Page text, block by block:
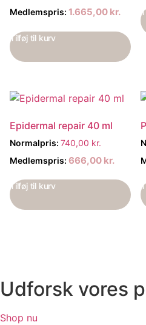
Medlemspris: 1.665,00 kr.
Tilføj til kurv
Epidermal repair 40 ml
Normalpris: 740,00 kr.
Medlemspris: 666,00 kr.
Tilføj til kurv
Udforsk vores
Shop nu